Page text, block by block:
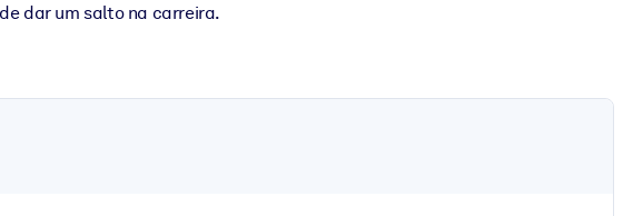
dar um salto na carreira.